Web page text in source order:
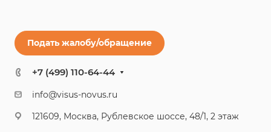
Подать жалобу/обращение
+7 (499) 110-64-44
info@visus-novus.ru
121609, Москва, Рублевское шоссе, 48/1, 2 этаж